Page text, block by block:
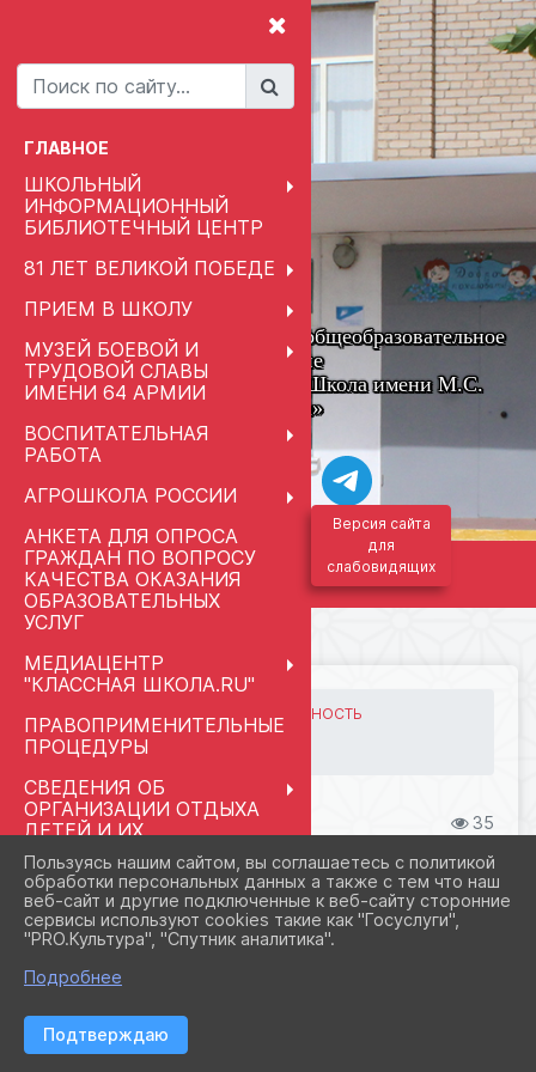
ГЛАВНОЕ
ШКОЛЬНЫЙ
ИНФОРМАЦИОННЫЙ
БИБЛИОТЕЧНЫЙ ЦЕНТР
81 ЛЕТ ВЕЛИКОЙ ПОБЕДЕ
ПРИЕМ В ШКОЛУ
МУЗЕЙ БОЕВОЙ И
ТРУДОВОЙ СЛАВЫ
ИМЕНИ 64 АРМИИ
ВОСПИТАТЕЛЬНАЯ
РАБОТА
АГРОШКОЛА РОССИИ
АНКЕТА ДЛЯ ОПРОСА
ГРАЖДАН ПО ВОПРОСУ
КАЧЕСТВА ОКАЗАНИЯ
ОБРАЗОВАТЕЛЬНЫХ
УСЛУГ
МЕДИАЦЕНТР
"КЛАССНАЯ ШКОЛА.RU"
ПРАВОПРИМЕНИТЕЛЬНЫЕ
ПРОЦЕДУРЫ
СВЕДЕНИЯ ОБ
ОРГАНИЗАЦИИ ОТДЫХА
ДЕТЕЙ И ИХ
ОЗДОРОВЛЕНИЯ
РАЗГОВОРЫ О ВАЖНОМ
МАЙ 2026
ПЕДАГОГАМ И
СОТРУДНИКАМ
МЕНТОРСТВО
ШКОЛЬНЫЙ
Версия сайта
для
слабовидящих
Муниципальное автономное общеобразовательное
учреждение
«Привольненская Средняя Школа имени М.С.
Шумилова»
ГЛАВНАЯ ВАЖНОЕ
БЕЗОПАСНОСТЬ
ПРОФИЛАКТИКА ДЕТСКОГО ...
Здоровый образ жизни.
08.09.2025 21:39 35
ЗДОРОВЫЙ ОБРАЗ ЖИЗНИ.
Пользуясь нашим сайтом, вы соглашаетесь с политикой
обработки персональных данных а также с тем что наш
веб-сайт и другие подключенные к веб-сайту сторонние
сервисы используют cookies такие как "Госуслуги",
"PRO.Культура", "Спутник аналитика".
Подробнее
Подтверждаю